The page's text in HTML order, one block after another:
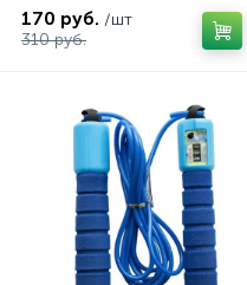
170 руб. /шт
310 руб.